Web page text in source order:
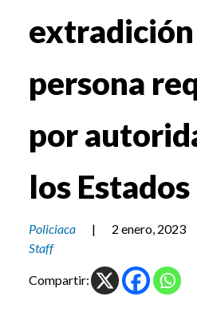
persona
por
los
Policiaca |
2 enero, 2023
Staff
Compartir: